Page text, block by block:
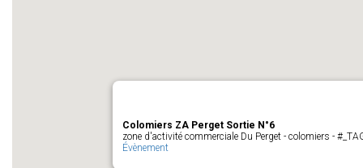
Colomiers ZA Perget Sortie N°6
zone d'activité commerciale Du Perget - colomiers -
Évènement